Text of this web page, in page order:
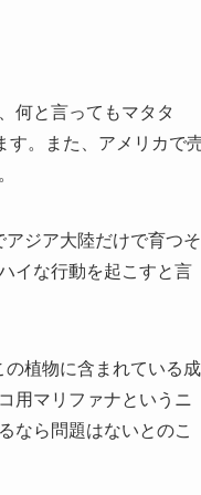
何と言ってもマタタ
す。また、アメリカで
ジア大陸だけで育つそ
イな行動を起こすと言
植物に含まれている成
用マリファナというニ
なら問題はないとのこ